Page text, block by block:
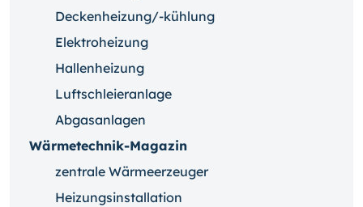
Deckenheizung/-kühlung
Elektroheizung
Hallenheizung
Luftschleieranlage
Abgasanlagen
Wärmetechnik-Magazin
zentrale Wärmeerzeuger
Heizungsinstallation